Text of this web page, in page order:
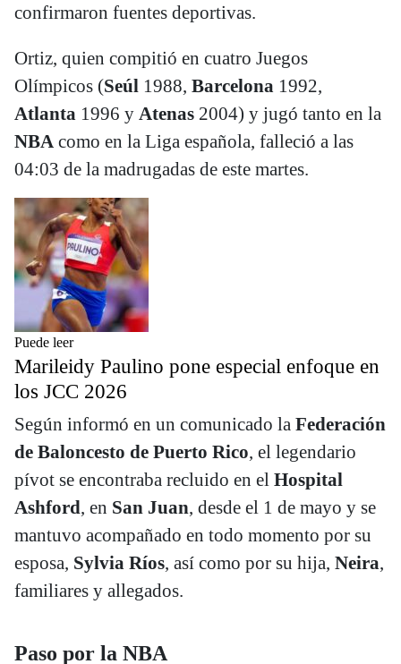
confirmaron fuentes deportivas.
Ortiz, quien compitió en cuatro Juegos
Olímpicos (Seúl 1988, Barcelona 1992,
Atlanta 1996 y Atenas 2004) y jugó tanto en la
NBA como en la Liga española, falleció a las
04:03 de la madrugadas de este martes.
Puede leer
Marileidy Paulino pone especial enfoque en
los JCC 2026
Según informó en un comunicado la Federación
de Baloncesto de Puerto Rico, el legendario
pívot se encontraba recluido en el Hospital
Ashford, en San Juan, desde el 1 de mayo y se
mantuvo acompañado en todo momento por su
esposa, Sylvia Ríos, así como por su hija, Neira,
familiares y allegados.
Paso por la NBA